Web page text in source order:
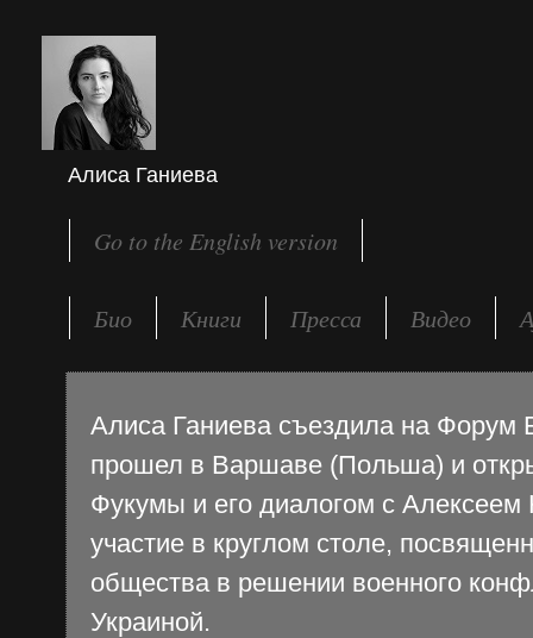
Алиса Ганиева
Go to the English version
Био Книги Пресса Видео
Алиса Ганиева съездила на Форум
прошел в Варшаве (Польша) и
Фукумы и его диалогом с
участие в круглом столе,
общества в решении военного
Украиной.